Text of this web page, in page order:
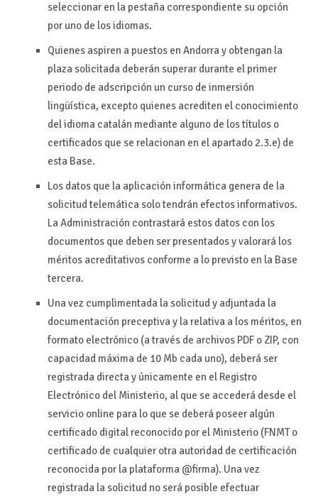
seleccionar en la pestaña correspondiente su opción
por uno de los idiomas.
Quienes aspiren a puestos en Andorra y obtengan la
plaza solicitada deberán superar durante el primer
periodo de adscripción un curso de inmersión
lingüística, excepto quienes acrediten el conocimiento
del idioma catalán mediante alguno de los títulos o
certificados que se relacionan en el apartado 2.3.e) de
esta Base.
Los datos que la aplicación informática genera de la
solicitud telemática solo tendrán efectos informativos.
La Administración contrastará estos datos con los
documentos que deben ser presentados y valorará los
méritos acreditativos conforme a lo previsto en la Base
tercera.
Una vez cumplimentada la solicitud y adjuntada la
documentación preceptiva y la relativa a los méritos, en
formato electrónico (a través de archivos PDF o ZIP, con
capacidad máxima de 10 Mb cada uno), deberá ser
registrada directa y únicamente en el Registro
Electrónico del Ministerio, al que se accederá desde el
servicio online para lo que se deberá poseer algún
certificado digital reconocido por el Ministerio (FNMT o
certificado de cualquier otra autoridad de certificación
reconocida por la plataforma @firma). Una vez
registrada la solicitud no será posible efectuar